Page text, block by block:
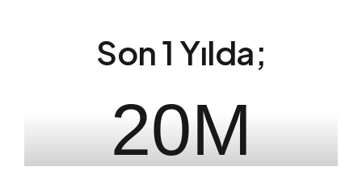
Son 1 Yılda;
20M